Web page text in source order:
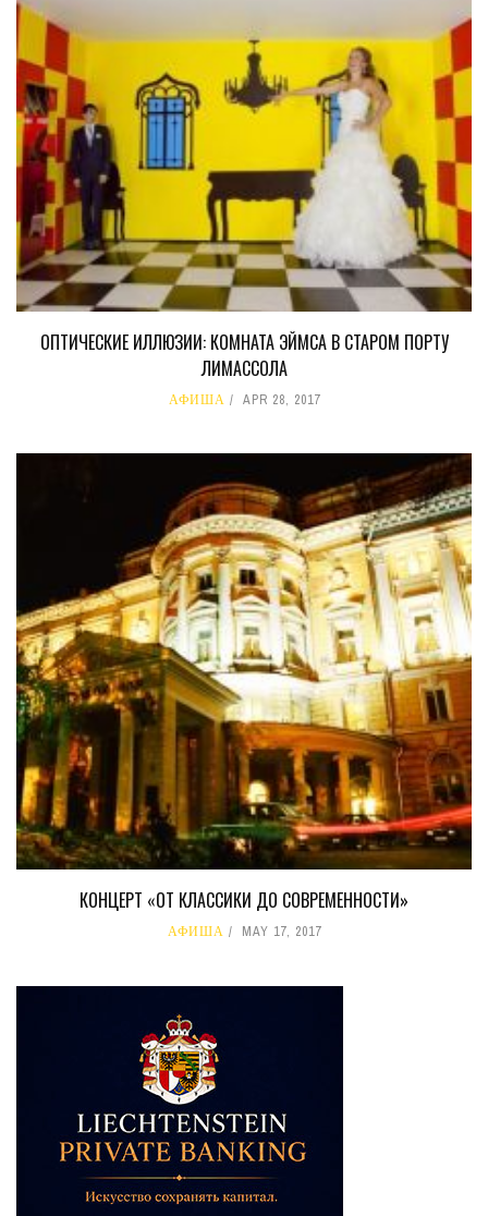
ОПТИЧЕСКИЕ ИЛЛЮЗИИ: КОМНАТА ЭЙМСА В СТАРОМ ПОРТУ
ЛИМАССОЛА
АФИША APR 28, 2017
КОНЦЕРТ «ОТ КЛАССИКИ ДО СОВРЕМЕННОСТИ»
АФИША MAY 17, 2017